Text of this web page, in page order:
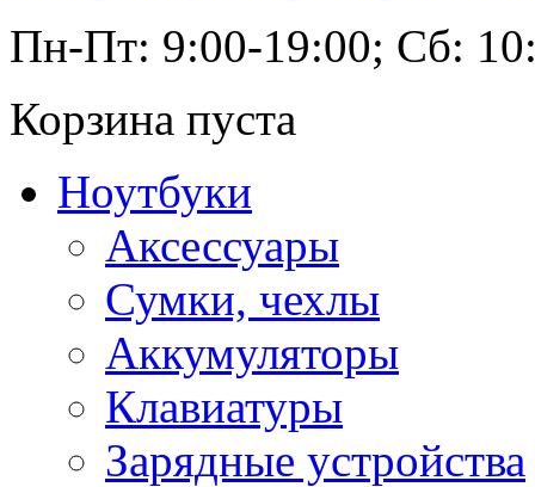
Пн-Пт: 9:00-19:00; Сб:
Корзина пуста
Ноутбуки
Аксессуары
Сумки, чехлы
Аккумуляторы
Клавиатуры
Зарядные устройства